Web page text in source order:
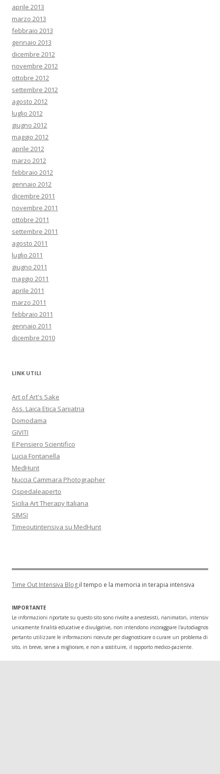
aprile 2013
marzo 2013
febbraio 2013
gennaio 2013
dicembre 2012
novembre 2012
ottobre 2012
settembre 2012
agosto 2012
luglio 2012
giugno 2012
maggio 2012
aprile 2012
marzo 2012
febbraio 2012
gennaio 2012
dicembre 2011
novembre 2011
ottobre 2011
settembre 2011
agosto 2011
luglio 2011
giugno 2011
maggio 2011
aprile 2011
marzo 2011
febbraio 2011
gennaio 2011
dicembre 2010
LINK UTILI
Art of Art's Sake
Ass. Laica Etica Saniatria
Domodama
GIVITI
Il Pensiero Scientifico
Lucia Fontanella
MedHunt
Nuccia Cammara Photographer
Ospedaleaperto
Sicilia Art Therapy Italiana
SIMSI
Timeoutintensiva su MedHunt
Time Out Intensiva Blog il tempo e la memoria in terapia intensiva
IMPORTANTE
Le informazioni riportate su questo sito sono rivolte a anestesisti, rianimatori,
unicamente finalità educative e divulgative, non intendono incoraggiare l'autodiagnosi o
pertanto utilizzare le informazioni ricevute per diagnosticare o curare un problema di
sito, in breve, serve a migliorare, e non a sostituire, il rapporto medico-paziente.